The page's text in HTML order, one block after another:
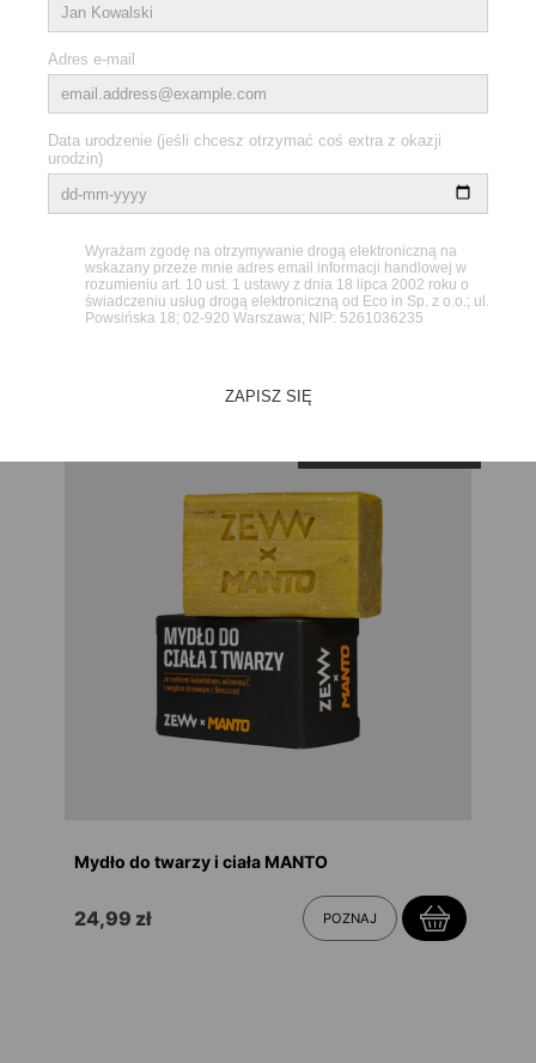
Jakościowy nylonowy materiał
Kosmetyczka ZEW for men jest w całości wykonana z
odpornego na wodę i wytrzymałego nylonu. Nylon jest
cienkim, lekkim i bardzo mocnym materiałem, odpornym na
uszkodzenia. Często jest stosowany w produktach
Mydło do twarzy i ciała MANTO
24,99 zł POZNAJ